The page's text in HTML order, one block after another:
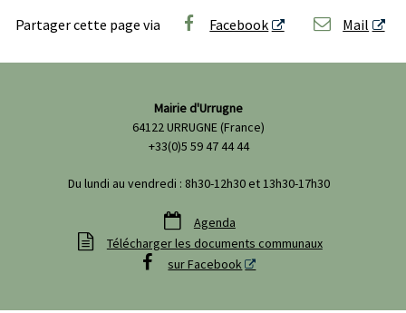
Partager cette page via Facebook Mail
Mairie d'Urrugne
64122 URRUGNE (France)
+33(0)5 59 47 44 44
Du lundi au vendredi : 8h30-12h30 et 13h30-17h30
 Agenda
 Télécharger les documents communaux
 sur Facebook